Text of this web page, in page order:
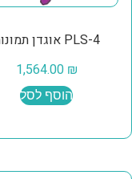
PLS-4 אוגדן תמונות
1,564.00 ₪
הוסף לסל